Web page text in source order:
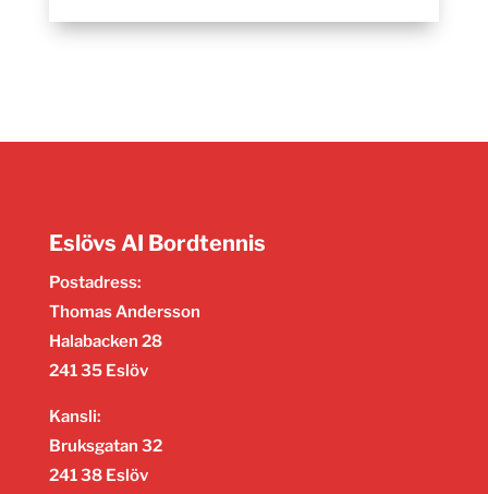
Eslövs AI Bordtennis
Postadress:
Thomas Andersson
Halabacken 28
241 35 Eslöv
Kansli:
Bruksgatan 32
241 38 Eslöv